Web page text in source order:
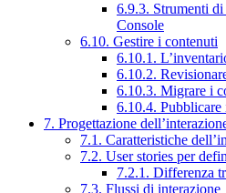
6.9.3. Strumenti
Console
6.10. Gestire i contenuti
6.10.1.
6.10.2.
6.10.3. Migrare i
6.10.4. Pubblicare
7. Progettazione
7.1. Caratteristiche
7.2. User stories per
7.2.1. Differenza
7.3. Flussi di interazione